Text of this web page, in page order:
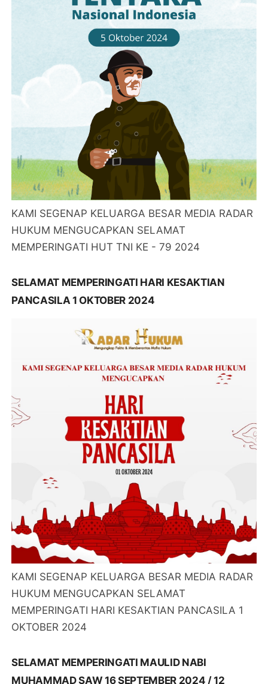
KAMI SEGENAP KELUARGA BESAR MEDIA RADAR
HUKUM MENGUCAPKAN SELAMAT
MEMPERINGATI HUT TNI KE - 79 2024
SELAMAT MEMPERINGATI HARI KESAKTIAN
PANCASILA 1 OKTOBER 2024
KAMI SEGENAP KELUARGA BESAR MEDIA RADAR
HUKUM MENGUCAPKAN SELAMAT
MEMPERINGATI HARI KESAKTIAN PANCASILA 1
OKTOBER 2024
SELAMAT MEMPERINGATI MAULID NABI
MUHAMMAD SAW 16 SEPTEMBER 2024 / 12